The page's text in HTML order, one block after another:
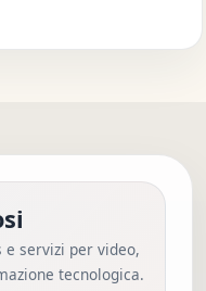
servizi per video,
tecnologica.